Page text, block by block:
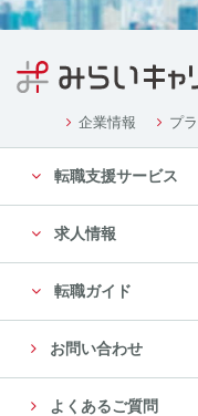
企業情報 プ
転職支援サービス
求人情報
転職ガイド
お問い合わせ
よくあるご質問